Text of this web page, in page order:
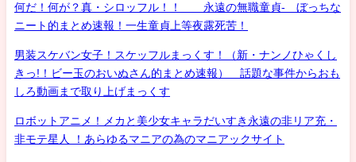
何だ！何が？真・シロッフル！！ 永遠の無職童貞- ぼっちな
ニート的まとめ速報！一生童貞上等夜露死苦！
男装スケバン女子！スケッフルまっくす！（新・ナンノひゃくし
きっ!！ビー玉のおいぬさん的まとめ速報） 話題な事件からおも
しろ動画まで取り上げまっくす
ロボットアニメ！メカと美少女キャラだいすき永遠の非リア充・
非モテ星人 ！あらゆるマニアの為のマニアックサイト